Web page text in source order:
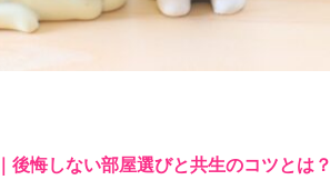
後悔しない部屋選びと共生のコツとは